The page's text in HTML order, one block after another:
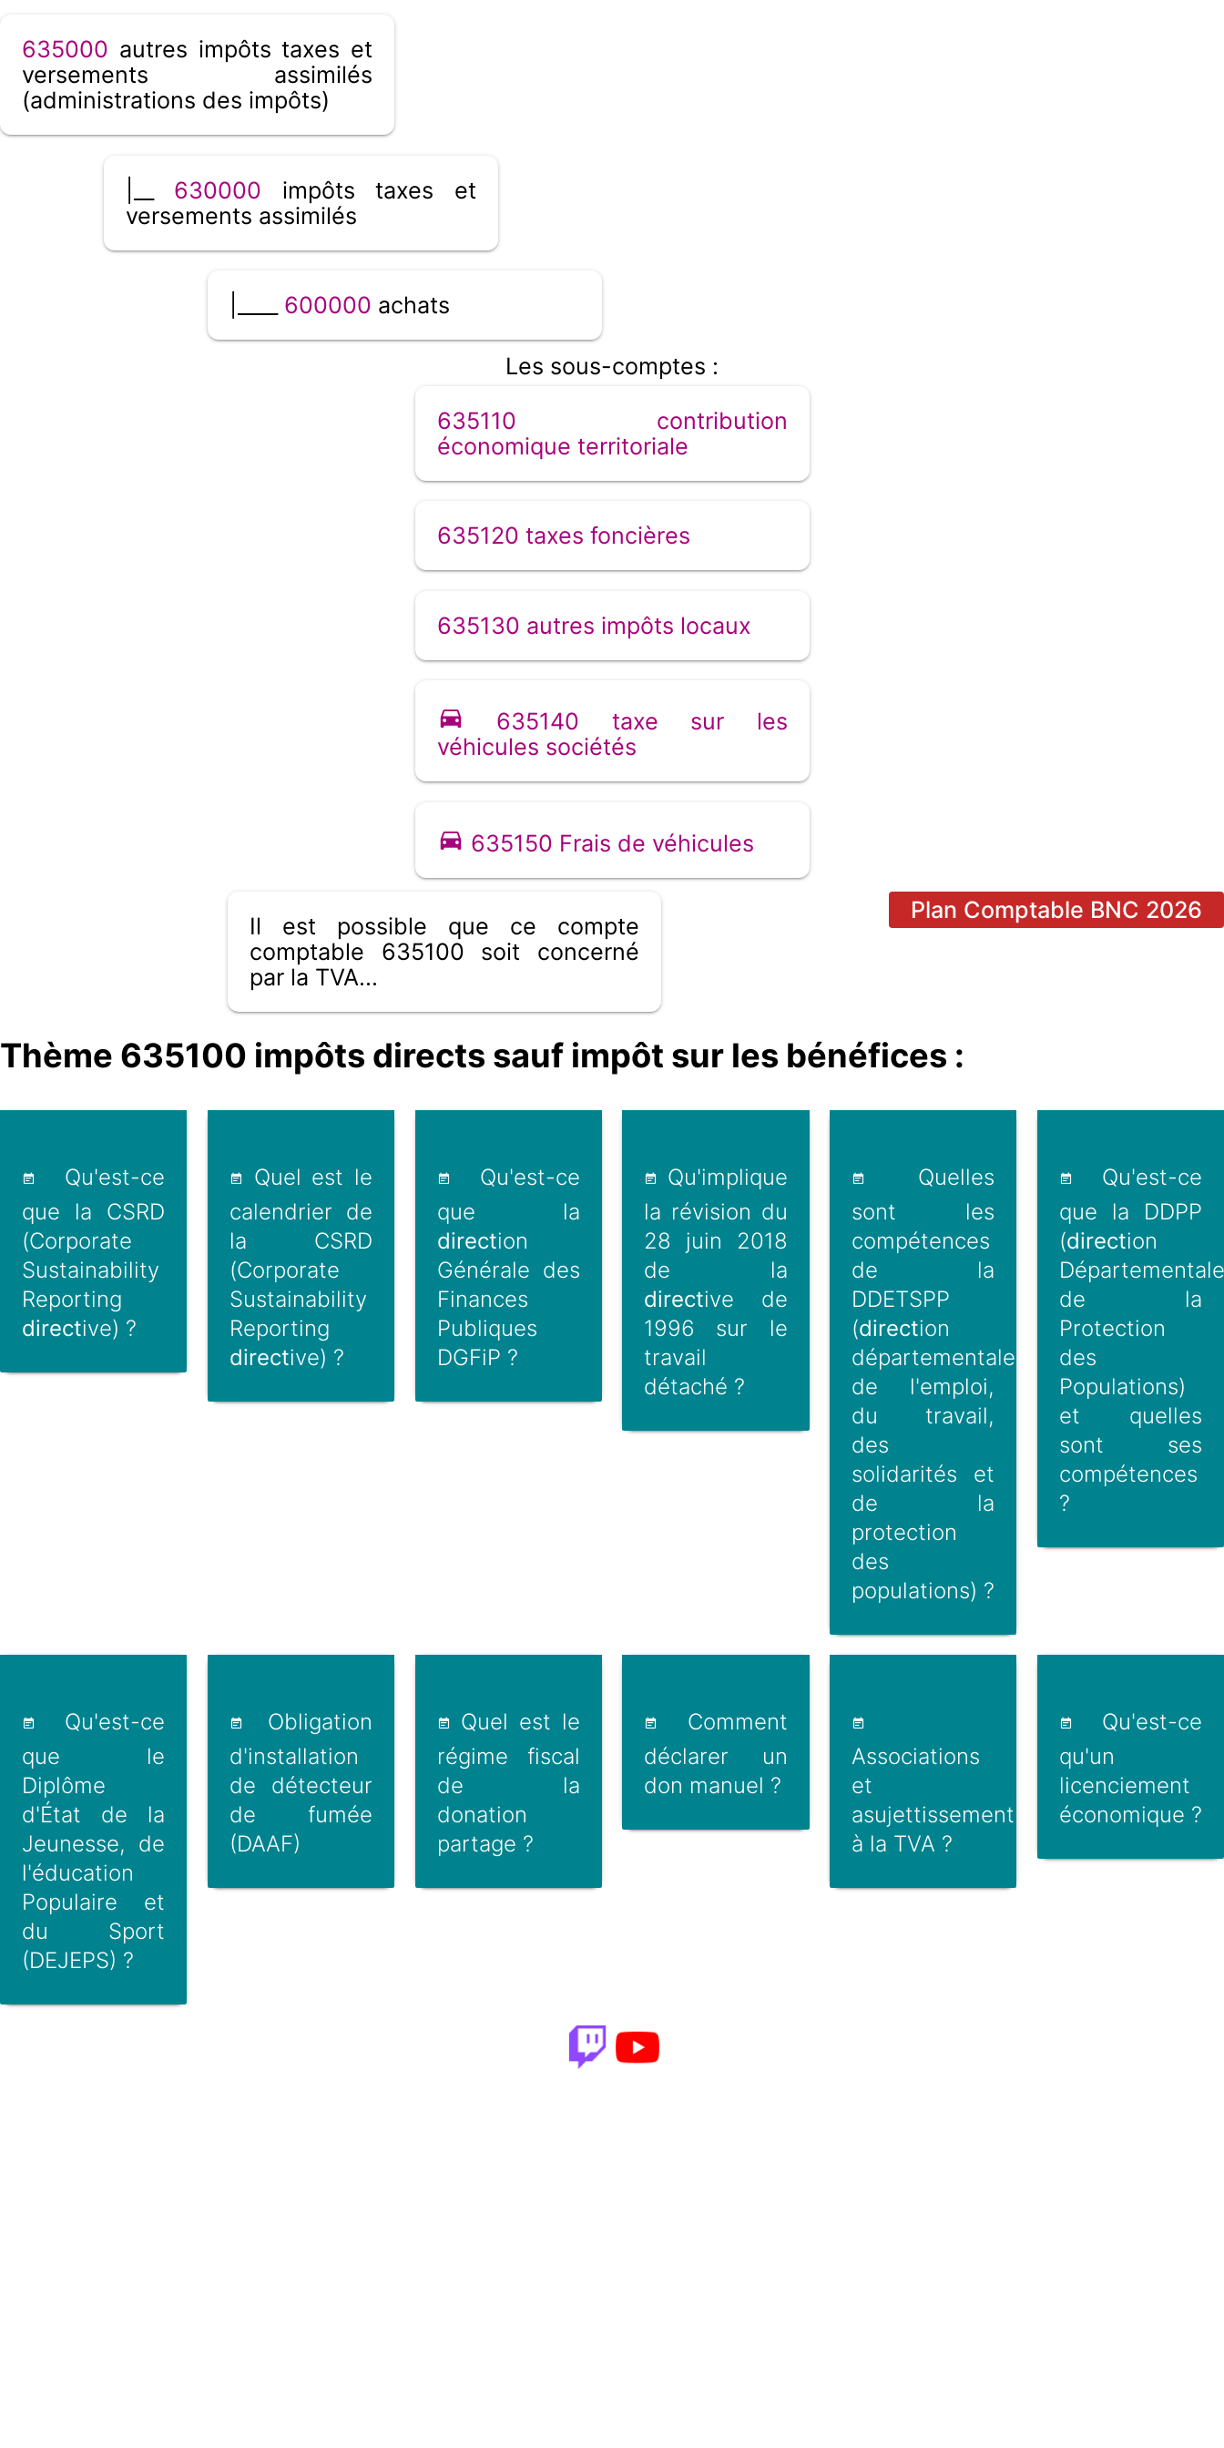
635000 autres impôts taxes et
versements assimilés
(administrations des impôts)
630000 impôts taxes et
versements assimilés
600000 achats
Les sous-comptes :
635110 contribution
économique territoriale
635120 taxes foncières
635130 autres impôts locaux
635140 taxe sur les
véhicules sociétés
635150 Frais de véhicules
Plan Comptable BNC 2026
Il est possible que ce compte
comptable 635100 soit concerné
par la TVA...
Thème 635100 impôts directs sauf impôt sur les bénéfices :
Qu'est-ce
que la CSRD
(Corporate
Sustainability
Reporting
directive) ?
Quel est le
calendrier de
la CSRD
(Corporate
Sustainability
Reporting
directive) ?
Qu'est-ce
que la
direction
Générale des
Finances
Publiques
DGFiP ?
Qu'implique
la révision du
28 juin 2018
de la
directive de
1996 sur le
travail
détaché ?
Quelles
sont les
compétences
de la
DDETSPP
(direction
départementale
de l'emploi,
du travail,
des
solidarités et
de la
protection
des
populations) ?
Qu'est-ce
que la DDPP
(direction
Départementale
de la
Protection
des
Populations)
et quelles
sont ses
compétences
?
Qu'est-ce
que le
Diplôme
d'État de la
Jeunesse, de
l'éducation
Populaire et
du Sport
(DEJEPS) ?
Obligation
d'installation
de détecteur
de fumée
(DAAF)
Quel est le
régime fiscal
de la
donation
partage ?
Comment
déclarer un
don manuel ?
Associations
et
asujettissement
à la TVA ?
Qu'est-ce
qu'un
licenciement
économique ?